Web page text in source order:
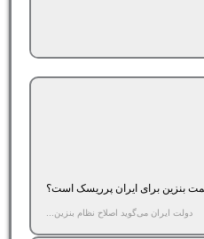
بنزین برای ایران پرریسک است؟
دولت ایران می‌گوید اصلاح نظام بنزین...